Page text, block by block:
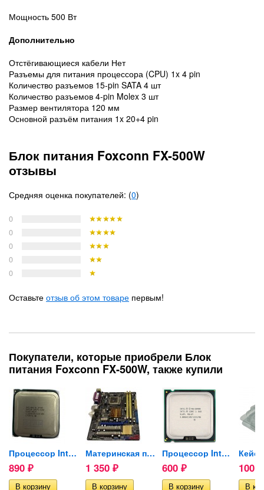
Мощность 500 Вт
Дополнительно
Отстёгивающиеся кабели Нет
Разъемы для питания процессора (CPU) 1x 4 pin
Количество разъемов 15-pin SATA 4 шт
Количество разъемов 4-pin Molex 3 шт
Размер вентилятора 120 мм
Основной разъём питания 1x 20+4 pin
Блок питания Foxconn FX-500W
отзывы
Средняя оценка покупателей: (0)
0
0
0
0
0
Оставьте отзыв об этом товаре первым!
Покупатели, которые приобрели Блок
питания Foxconn FX-500W, также купили
Процессор Intel Core 2 Quad...
890 ₽
Материнская плата ASUS...
1 350 ₽
Процессор Intel Core 2 Duo...
600 ₽ 100